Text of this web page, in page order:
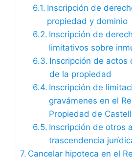
Inscripción de
propiedad y dominio
Inscripción de
limitativos sobre
Inscripción de actos
de la propiedad
Inscripción de
gravámenes en el
Propiedad de
Inscripción de otros
trascendencia
Cancelar hipoteca en el